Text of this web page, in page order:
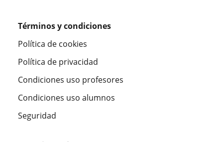
Términos y condiciones
Política de cookies
Política de privacidad
Condiciones uso profesores
Condiciones uso alumnos
Seguridad